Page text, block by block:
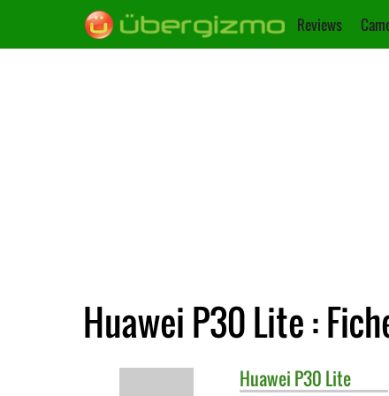
Reviews
Huawei P30 Lite :
Huawei P30 Lite